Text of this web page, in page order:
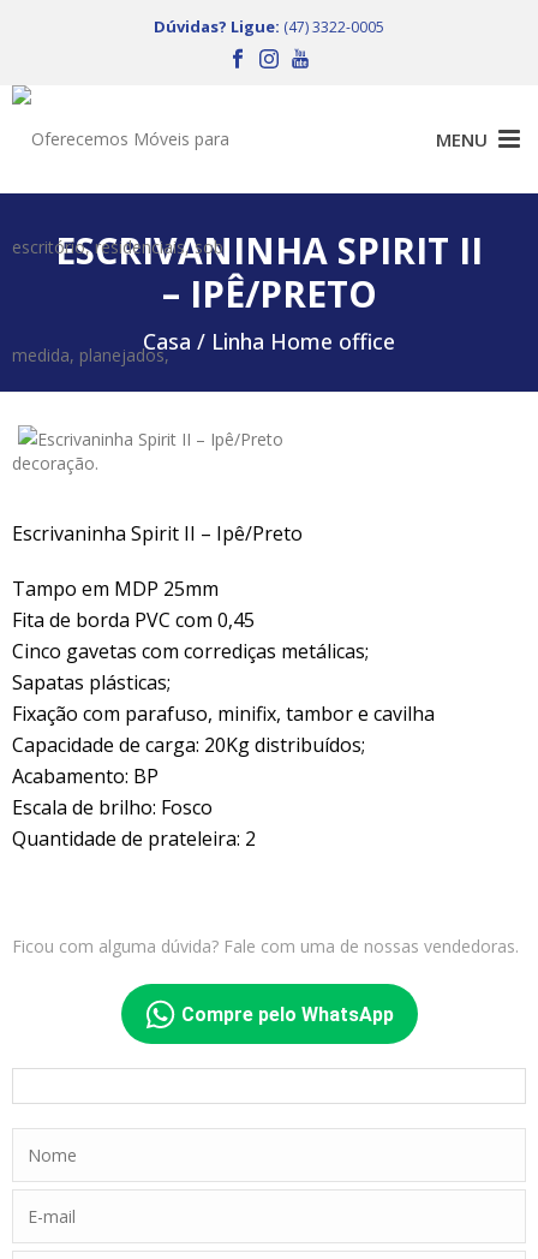
Dúvidas? Ligue: (47) 3322-0005
ESCRIVANINHA SPIRIT II
– IPÊ/PRETO
Casa / Linha Home office
Escrivaninha Spirit II – Ipê/Preto
Tampo em MDP 25mm
Fita de borda PVC com 0,45
Cinco gavetas com corrediças metálicas;
Sapatas plásticas;
Fixação com parafuso, minifix, tambor e cavilha
Capacidade de carga: 20Kg distribuídos;
Acabamento: BP
Escala de brilho: Fosco
Quantidade de prateleira: 2
Ficou com alguma dúvida? Fale com uma de nossas vendedoras.
Compre pelo WhatsApp